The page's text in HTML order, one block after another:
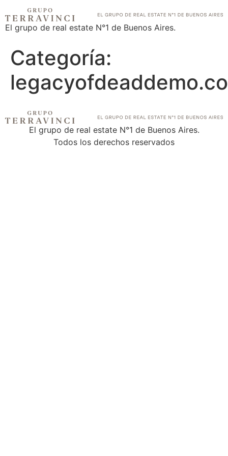
El grupo de real estate N°1 de Buenos Aires.
Categoría:
El grupo de real estate N°1 de Buenos Aires.
Todos los derechos reservados